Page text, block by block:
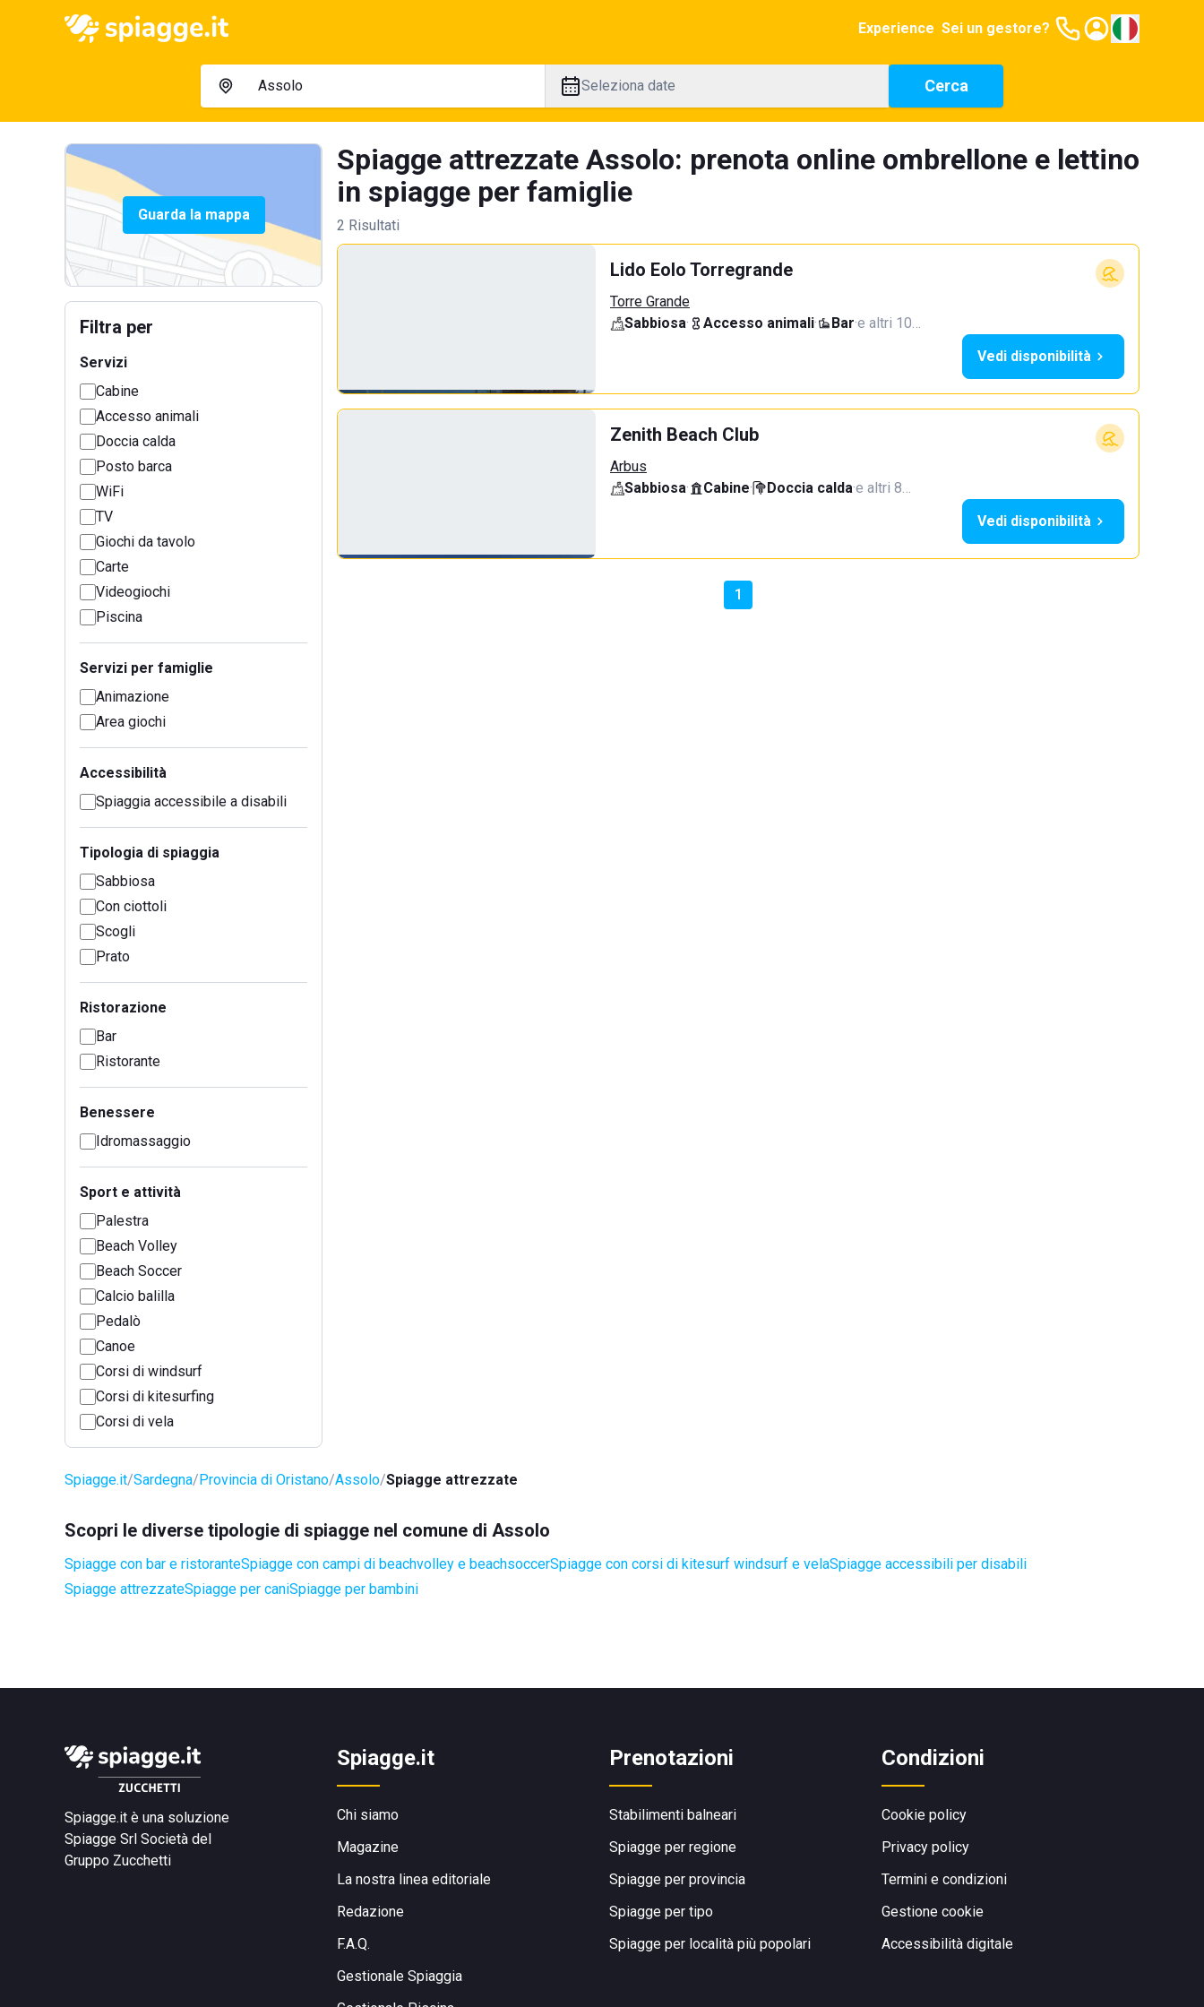
Experience Sei un gestore?
Seleziona date Cerca
Guarda la mappa
Filtra per
Servizi
Cabine
Accesso animali
Doccia calda
Posto barca
WiFi
TV
Giochi da tavolo
Carte
Videogiochi
Piscina
Servizi per famiglie
Animazione
Area giochi
Accessibilità
Spiaggia accessibile a disabili
Tipologia di spiaggia
Sabbiosa
Con ciottoli
Scogli
Prato
Ristorazione
Bar
Ristorante
Benessere
Idromassaggio
Sport e attività
Palestra
Beach Volley
Beach Soccer
Calcio balilla
Pedalò
Canoe
Corsi di windsurf
Corsi di kitesurfing
Corsi di vela
Spiagge attrezzate Assolo: prenota online ombrellone e lettino
in spiagge per famiglie
2 Risultati
Lido Eolo Torregrande
Torre Grande
Sabbiosa· Accesso animali· Bar·e altri 10…
Vedi disponibilità
Zenith Beach Club
Arbus
Sabbiosa· Cabine· Doccia calda·e altri 8…
Vedi disponibilità
1
Spiagge.it Sardegna Provincia di Oristano Assolo Spiagge attrezzate
Scopri le diverse tipologie di spiagge nel comune di Assolo
Spiagge con bar e ristoranteSpiagge con campi di beachvolley e beachsoccerSpiagge con corsi di kitesurf windsurf e velaSpiagge accessibili per disabili
Spiagge attrezzateSpiagge per caniSpiagge per bambini
Spiagge.it è una soluzione
Spiagge Srl Società del
Gruppo Zucchetti
Spiagge.it
Chi siamo
Magazine
La nostra linea editoriale
Redazione
F.A.Q.
Gestionale Spiaggia
Prenotazioni
Stabilimenti balneari
Spiagge per regione
Spiagge per provincia
Spiagge per tipo
Spiagge per località più popolari
Condizioni
Cookie policy
Privacy policy
Termini e condizioni
Gestione cookie
Accessibilità digitale